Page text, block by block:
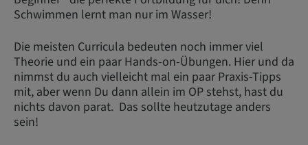
Schwimmen lernt man nur im Wasser!
Die meisten Curricula bedeuten noch immer viel
Theorie und ein paar Hands-on-Übungen. Hier und da
nimmst du auch vielleicht mal ein paar Praxis-Tipps
mit, aber wenn Du dann allein im OP stehst, hast du
nichts davon parat. Das sollte heutzutage anders
sein!